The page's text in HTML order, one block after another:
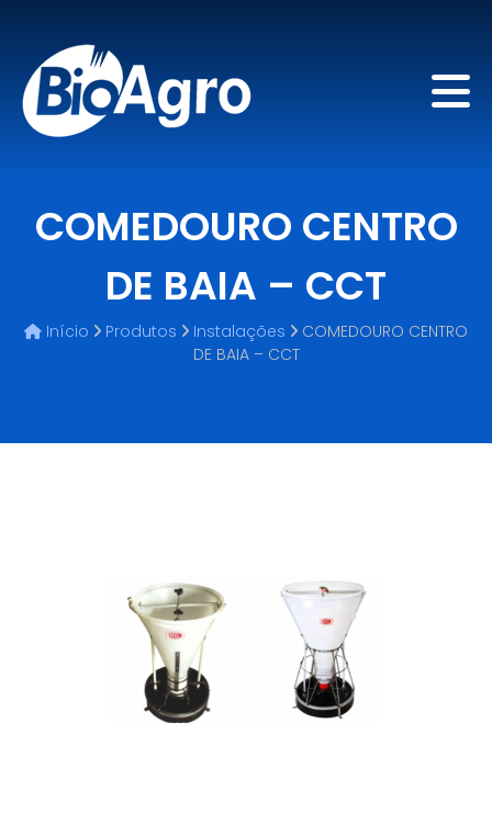
COMEDOURO CENTRO
DE BAIA – CCT
Início Produtos Instalações
COMEDOURO CENTRO
DE BAIA – CCT